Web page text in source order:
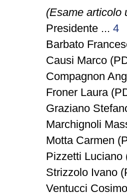
(Esame articolo
Presidente ... 4
Barbato
Causi Marco
Compagnon
Froner Laura
Graziano
Marchignoli
Motta Carmen
Pizzetti
Strizzolo Ivano
Ventucci